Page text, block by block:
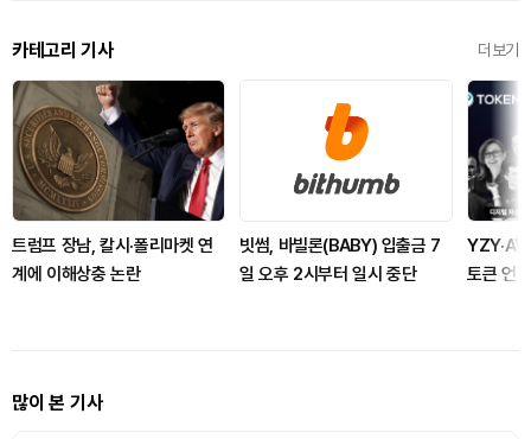
카테고리 기사 더보기
트럼프 장남, 칼시·폴리마켓 연
계에 이해상충 논란
빗썸, 바빌론(BABY) 입출금 7
일 오후 2시부터 일시 중단
토큰 언락
많이 본 기사